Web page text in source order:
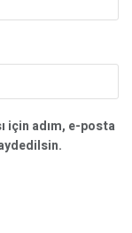
için adım, e-posta